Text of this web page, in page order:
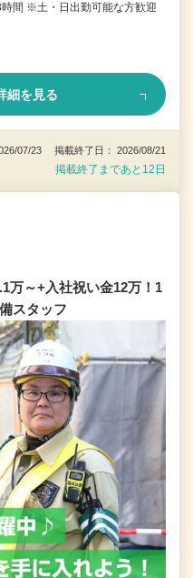
間 ※土・日出勤可能な方歓迎
細を見る
07/23 掲載終了日： 2026/08/21
掲載終了まであと12日
万～+入社祝い金12万！1
スタッフ